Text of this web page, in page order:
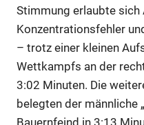
Stimmung erlaubte sich
Konzentrationsfehler
– trotz einer kleinen
Wettkampfs an der
3:02 Minuten. Die
belegten der männliche